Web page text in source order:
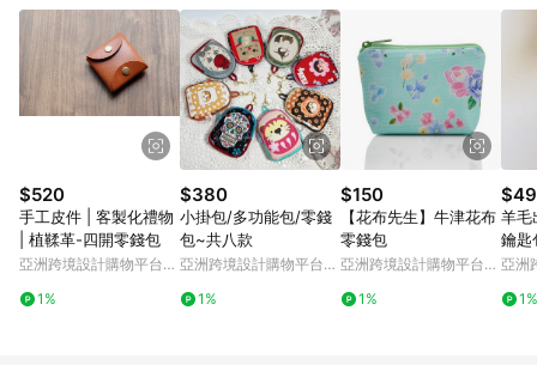
$520
手工皮件 | 客製化禮物
| 植鞣革-四開零錢包
亞洲跨境設計購物平台
1%
$380
小掛包/多功能包/零錢
包~共八款
亞洲跨境設計購物平台
1%
$150
【花布先生】牛津花布
零錢包
亞洲跨境設計購物平台
1%
羊毛
亞洲
1%